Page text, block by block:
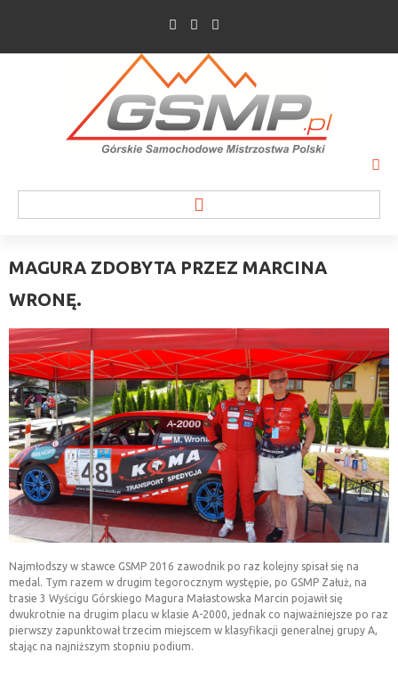
WIADOMOŚCI
INFORMACJE O WYŚCIGU
WYPOWIEDZI ZAWODNIKÓW
INFORMACJE ORGANIZATORÓW
WIADOMOŚCI Z PZM
KALENDARZ
GALERIA
ZESPÓŁ
MAGURA ZDOBYTA PRZEZ MARCINA
WRONĘ.
Najmłodszy w stawce GSMP 2016 zawodnik po raz kolejny spisał się na
medal. Tym razem w drugim tegorocznym występie, po GSMP Załuż, na
trasie 3 Wyścigu Górskiego Magura Małastowska Marcin pojawił się
dwukrotnie na drugim placu w klasie A-2000, jednak co najważniejsze po raz
pierwszy zapunktował trzecim miejscem w klasyfikacji generalnej grupy A,
stając na najniższym stopniu podium.